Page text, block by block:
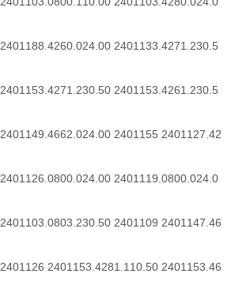
2401188.4260.024.00 2401133.4271.230.5
2401153.4271.230.50 2401153.4261.230.5
2401149.4662.024.00 2401155 2401127.42
2401126.0800.024.00 2401119.0800.024.0
2401103.0803.230.50 2401109 2401147.46
2401126 2401153.4281.110.50 2401153.46